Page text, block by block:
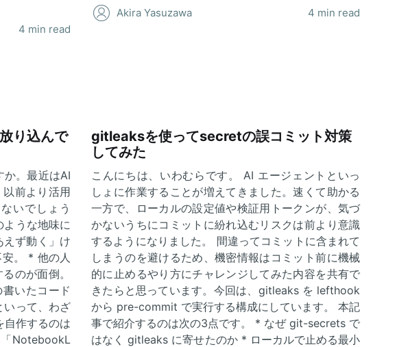
4 min read
Akira Yasuzawa 4 min read
り込んで
。最近はAI
前より活用
いでしょう
うな地味に
ず動く」け
。 * 他の人
のが面倒。
いたコード
いって、わざ
自作するのは
NotebookL
gitleaksを使ってsecretの誤コミット対策
してみた
こんにちは、いわむらです。 AI エージェントといっ
しょに作業することが増えてきました。速くて助かる
一方で、ローカルの設定値や検証用トークンが、気づ
かないうちにコミットに紛れ込むリスクは前より意識
するようになりました。 間違ってコミットに含まれて
しまうのを避けるため、機密情報はコミット前に機械
的に止めるやり方にチャレンジしてみた内容を共有で
きたらと思っています。今回は、gitleaks を lefthook
から pre-commit で実行する構成にしています。 本記
事で紹介するのは次の3点です。 * なぜ git-secrets で
はなく gitleaks に寄せたのか * ローカルで止める最小